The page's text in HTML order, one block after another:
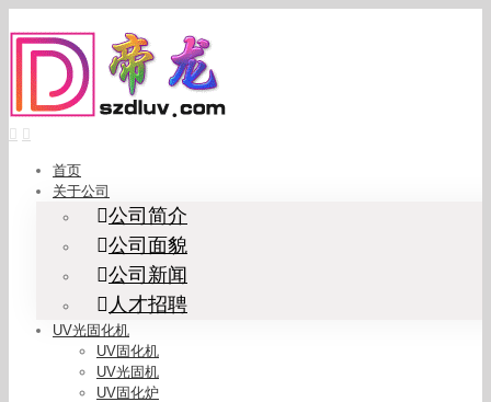
to
content
首页
关于公司
公司简介
公司面貌
公司新闻
人才招聘
UV光固化机
UV固化机
UV光固机
UV固化炉